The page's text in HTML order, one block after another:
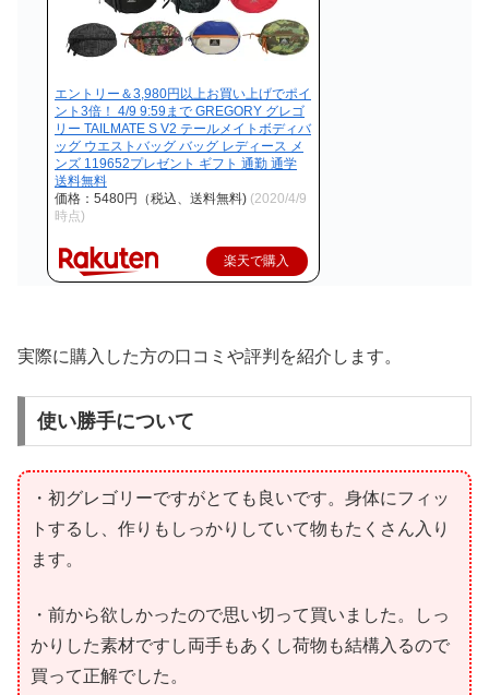
エントリー＆3,980円以上お買い上げでポイ
ント3倍！ 4/9 9:59まで GREGORY グレゴ
リー TAILMATE S V2 テールメイトボディバ
ッグ ウエストバッグ バッグ レディース メ
ンズ 119652プレゼント ギフト 通勤 通学
送料無料
価格：5480円（税込、送料無料) (2020/4/9
時点)
楽天で購入
実際に購入した方の口コミや評判を紹介します。
使い勝手について
・初グレゴリーですがとても良いです。身体にフィッ
トするし、作りもしっかりしていて物もたくさん入り
ます。
・前から欲しかったので思い切って買いました。しっ
かりした素材ですし両手もあくし荷物も結構入るので
買って正解でした。